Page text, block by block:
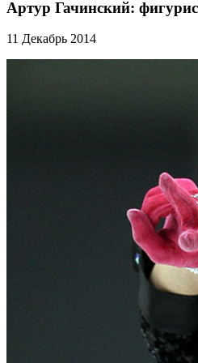
Артур Гачинский:
11 Декабрь 2014